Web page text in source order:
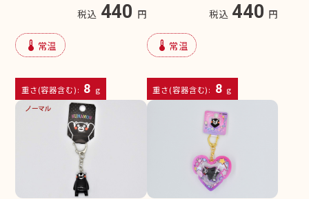
税込 440 円
device_thermostat 常温
重さ(容器含む): 8 g
税込 440 円
device_thermostat 常温
重さ(容器含む): 8 g